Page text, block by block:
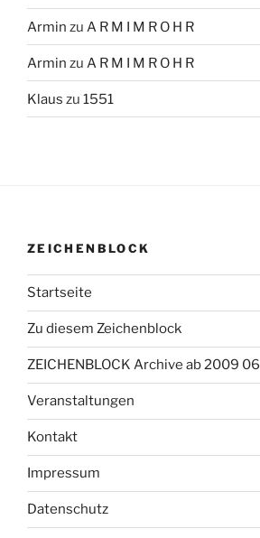
Armin zu A R M I M R O H R
Armin zu A R M I M R O H R
Klaus zu 1551
ZEICHENBLOCK
Startseite
Zu diesem Zeichenblock
ZEICHENBLOCK Archive ab 2009 06
Veranstaltungen
Kontakt
Impressum
Datenschutz